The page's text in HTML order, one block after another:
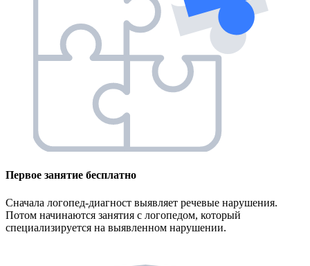
Первое занятие бесплатно
Сначала логопед-диагност выявляет речевые нарушения.
Потом начинаются занятия с логопедом, который
специализируется на выявленном нарушении.